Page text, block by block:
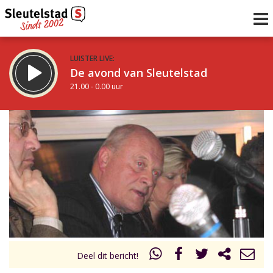
LUISTER LIVE:
De avond van Sleutelstad
21.00 - 0.00 uur
STRAKS:
De nacht van Sleutelstad
0.00 - 6.00 uur
Vorig uur
uur 1 van 0 Volgend uur
Inklappen
Deel dit bericht!